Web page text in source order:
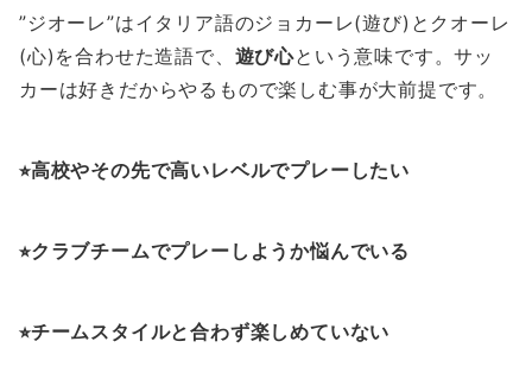
”ジオーレ”はイタリア語のジョカーレ(遊び)とクオーレ
(心)を合わせた造語で、 遊び心という意味です。サッ
カーは好きだからやるもので楽しむ事が大前提です。
⭐︎高校やその先で高いレベルでプレーしたい
⭐︎クラブチームでプレーしようか悩んでいる
⭐︎チームスタイルと合わず楽しめていない